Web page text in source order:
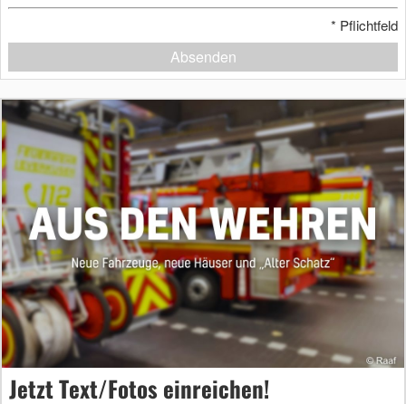
* Pflichtfeld
Absenden
Jetzt Text/Fotos einreichen!